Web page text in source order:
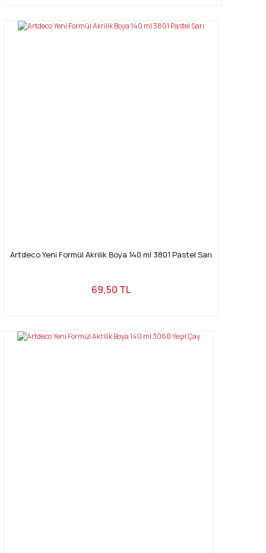
Artdeco Yeni Formül Akrilik Boya 140 ml 3801 Pastel Sarı
69,50 TL